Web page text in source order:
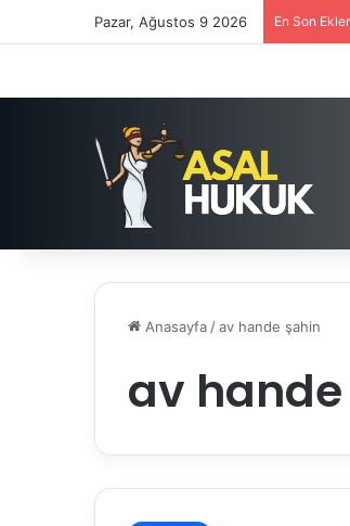
Pazar, Ağustos 9 2026 En Son
Anasayfa /av hande şahin
av